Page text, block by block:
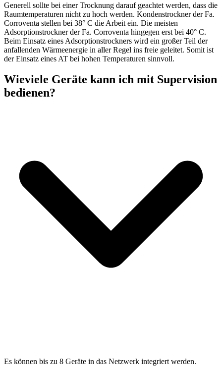
Generell sollte bei einer Trocknung darauf geachtet werden, dass die
Raumtemperaturen nicht zu hoch werden. Kondenstrockner der Fa.
Corroventa stellen bei 38° C die Arbeit ein. Die meisten
Adsorptionstrockner der Fa. Corroventa hingegen erst bei 40° C.
Beim Einsatz eines Adsorptionstrockners wird ein großer Teil der
anfallenden Wärmeenergie in aller Regel ins freie geleitet. Somit ist
der Einsatz eines AT bei hohen Temperaturen sinnvoll.
Wieviele Geräte kann ich mit Supervision
bedienen?
Es können bis zu 8 Geräte in das Netzwerk integriert werden.